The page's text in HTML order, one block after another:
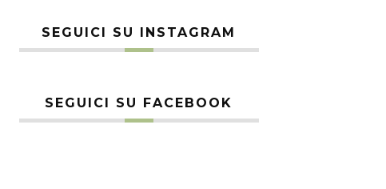
SEGUICI SU INSTAGRAM
SEGUICI SU FACEBOOK